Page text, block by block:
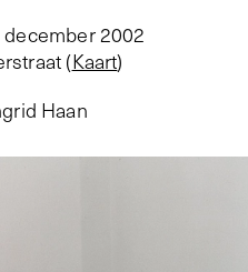
2002
(Kaart)
Haan